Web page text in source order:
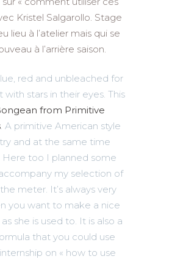
Kristel Salgarollo. Stage
lieu à l’atelier mais qui se
à l’arrière saison.
red and unbleached for
with stars in their eyes. This
from Primitive
. A primitive American style
and at the same time
Here too I planned some
my selection of
meter. It’s always very
you want to make a nice
she is used to. It is also a
that you could use
on « how to use